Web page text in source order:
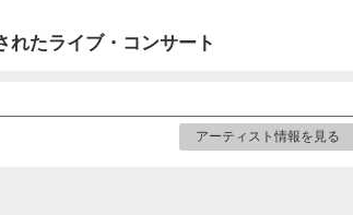
れたライブ・コンサート
アーティスト情報を見る